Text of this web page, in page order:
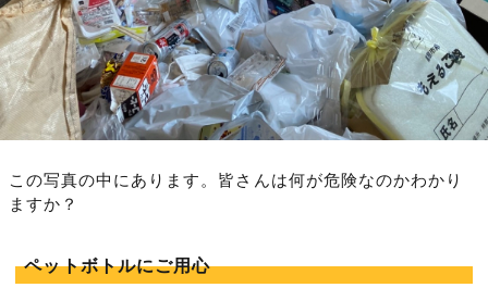
この写真の中にあります。皆さんは何が危険なのかわかり
ますか？
ペットボトルにご用心